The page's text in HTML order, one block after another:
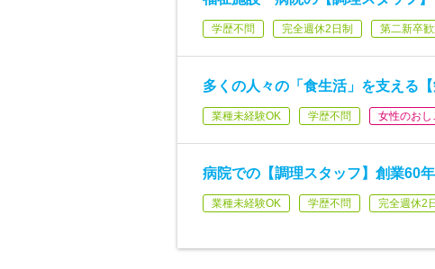
学歴不問 完全週休2日制 第二新卒
多くの人々の「食生活」を支える
業種未経験OK 学歴不問 女性のおし
病院での【調理スタッフ】創業60
業種未経験OK 学歴不問 完全週休2